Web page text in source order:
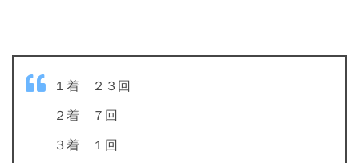
１着 ２３回
２着 ７回
３着 １回